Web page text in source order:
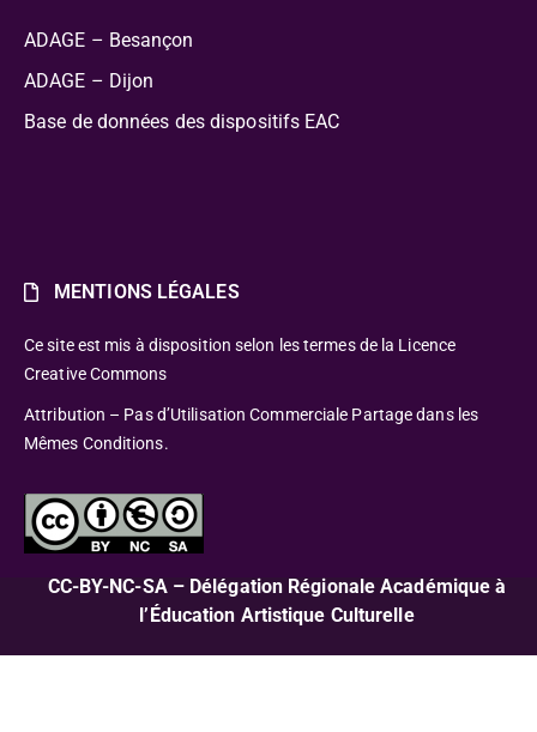
ADAGE – Besançon
ADAGE – Dijon
Base de données des dispositifs EAC
MENTIONS LÉGALES
Ce site est mis à disposition selon les termes de la Licence
Creative Commons
Attribution – Pas d’Utilisation Commerciale Partage dans les
Mêmes Conditions.
CC-BY-NC-SA – Délégation Régionale Académique à
l’Éducation Artistique Culturelle